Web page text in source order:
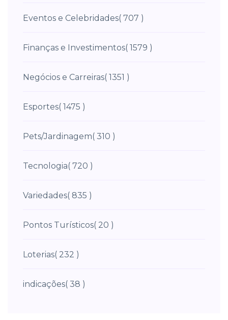
Eventos e Celebridades( 707 )
Finanças e Investimentos( 1579 )
Negócios e Carreiras( 1351 )
Esportes( 1475 )
Pets/Jardinagem( 310 )
Tecnologia( 720 )
Variedades( 835 )
Pontos Turísticos( 20 )
Loterias( 232 )
indicações( 38 )